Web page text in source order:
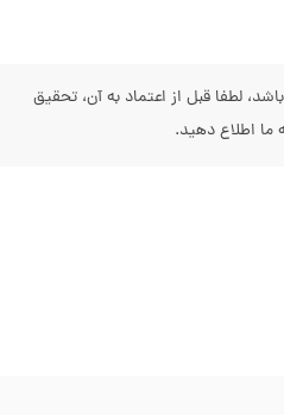
لطفا قبل از اعتماد به آن، تحقیق
اطلاع دهید.